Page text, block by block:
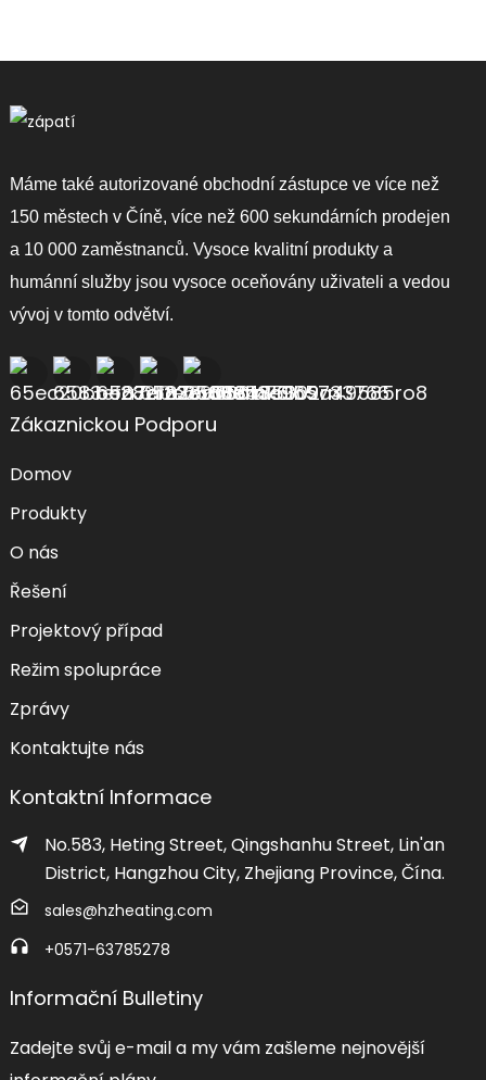
Máme také autorizované obchodní zástupce ve více než
150 městech v Číně, více než 600 sekundárních prodejen
a 10 000 zaměstnanců. Vysoce kvalitní produkty a
humánní služby jsou vysoce oceňovány uživateli a vedou
vývoj v tomto odvětví.
Zákaznickou Podporu
Domov
Produkty
O nás
Řešení
Projektový případ
Režim spolupráce
Zprávy
Kontaktujte nás
Kontaktní Informace
No.583, Heting Street, Qingshanhu Street, Lin'an
District, Hangzhou City, Zhejiang Province, Čína.
sales@hzheating.com
+0571-63785278
Informační Bulletiny
Zadejte svůj e-mail a my vám zašleme nejnovější